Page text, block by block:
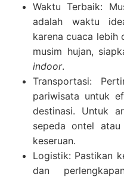
Waktu Terbaik:
adalah waktu
karena cuaca lebih
musim hujan,
indoor.
Transportasi:
pariwisata untuk
destinasi. Untuk
sepeda ontel
keseruan.
Logistik: Pastikan
dan